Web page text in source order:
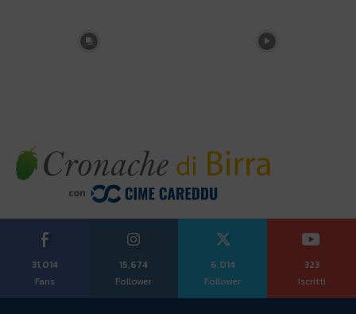
31,014
Fans
15,674
Follower
6,014
Follower
323
Iscritti